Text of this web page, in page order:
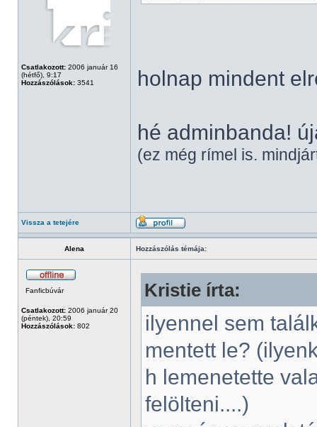
Csatlakozott: 2006 január 16
(hétfő), 9:17
Hozzászólások: 3541 holnap mindent
hé adminbanda!
(ez még rímel is.
Vissza a tetejére
Alena Hozzászólás témája:
Fanficbúvár
Csatlakozott: 2006 január 20
(péntek), 20:59
Hozzászólások: 802
Kristie írta:
ilyennel sem
mentett le?
h lemenetette
felölteni....)